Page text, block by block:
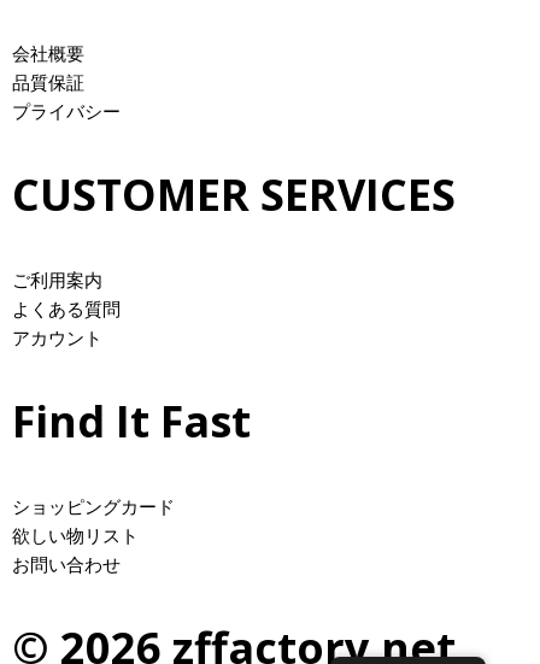
会社概要
品質保証
プライバシー
CUSTOMER SERVICES
ご利用案内
よくある質問
アカウント
Find It Fast
ショッピングカード
欲しい物リスト
お問い合わせ
© 2026 zffactory.net.